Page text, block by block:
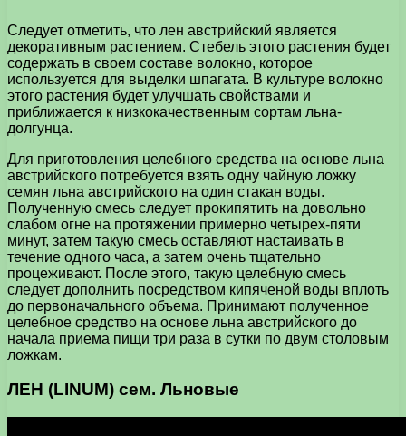
Следует отметить, что лен австрийский является
декоративным растением. Стебель этого растения будет
содержать в своем составе волокно, которое
используется для выделки шпагата. В культуре волокно
этого растения будет улучшать свойствами и
приближается к низкокачественным сортам льна-
долгунца.
Для приготовления целебного средства на основе льна
австрийского потребуется взять одну чайную ложку
семян льна австрийского на один стакан воды.
Полученную смесь следует прокипятить на довольно
слабом огне на протяжении примерно четырех-пяти
минут, затем такую смесь оставляют настаивать в
течение одного часа, а затем очень тщательно
процеживают. После этого, такую целебную смесь
следует дополнить посредством кипяченой воды вплоть
до первоначального объема. Принимают полученное
целебное средство на основе льна австрийского до
начала приема пищи три раза в сутки по двум столовым
ложкам.
ЛЕН (LINUM) сем. Льновые